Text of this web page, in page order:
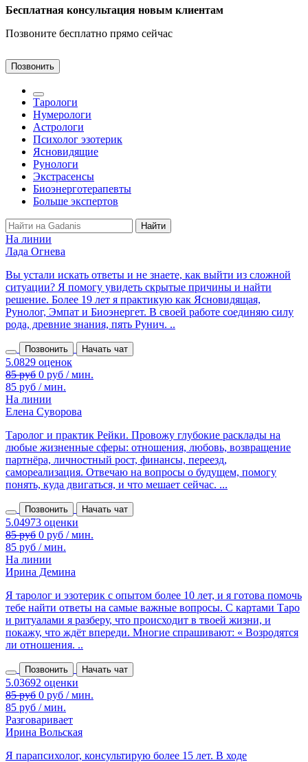
Бесплатная консультация новым клиентам
Позвоните бесплатно прямо сейчас
Позвонить
Тарологи
Нумерологи
Астрологи
Психолог эзотерик
Ясновидящие
Рунологи
Экстрасенсы
Биоэнерготерапевты
Больше экспертов
На линии
Лада Огнева
Вы устали искать ответы и не знаете, как выйти из сложной
ситуации? Я помогу увидеть скрытые причины и найти
решение. Более 19 лет я практикую как Ясновидящая,
Рунолог, Эмпат и Биоэнергет. В своей работе соединяю силу
рода, древние знания, пять Рунич. ..
Позвонить Начать чат
85 руб 0 руб / мин.
85 руб / мин.
На линии
Елена Суворова
Таролог и практик Рейки. Провожу глубокие расклады на
любые жизненные сферы: отношения, любовь, возвращение
партнёра, личностный рост, финансы, переезд,
самореализация. Отвечаю на вопросы о будущем, помогу
понять, куда двигаться, и что мешает сейчас. ...
Позвонить Начать чат
85 руб 0 руб / мин.
85 руб / мин.
На линии
Ирина Демина
Я таролог и эзотерик с опытом более 10 лет, и я готова помочь
тебе найти ответы на самые важные вопросы. С картами Таро
и ритуалами я разберу, что происходит в твоей жизни, и
покажу, что ждёт впереди. Многие спрашивают: « Возродятся
ли отношения. ..
Позвонить Начать чат
85 руб 0 руб / мин.
85 руб / мин.
Разговаривает
Ирина Вольская
Я парапсихолог, консультирую более 15 лет. В ходе